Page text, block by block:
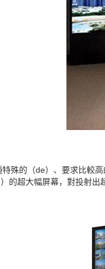
的（de）、要求比較高
的超大幅屏幕，對投射